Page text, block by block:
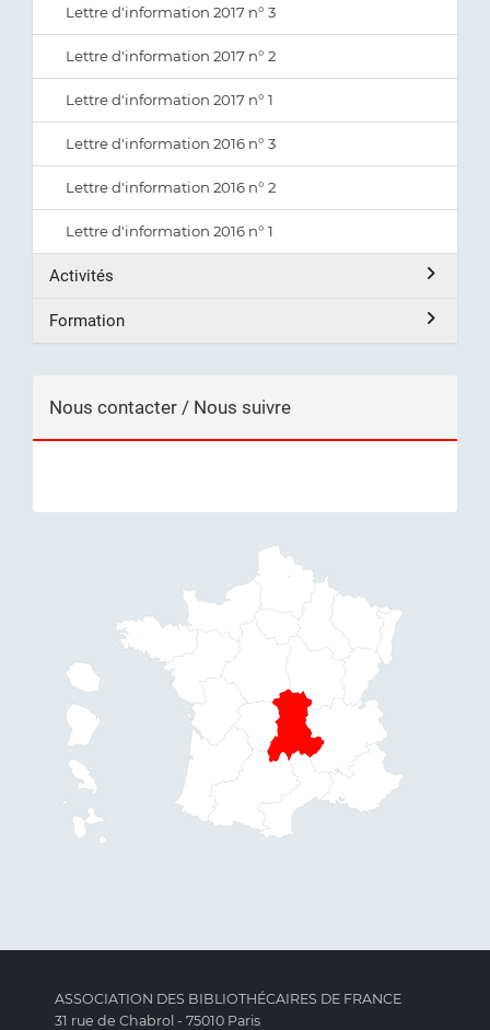
Lettre d'information 2017 n° 3
Lettre d'information 2017 n° 2
Lettre d'information 2017 n° 1
Lettre d'information 2016 n° 3
Lettre d'information 2016 n° 2
Lettre d'information 2016 n° 1
Activités
Formation
Nous contacter / Nous suivre
ASSOCIATION DES BIBLIOTHÉCAIRES DE FRANCE
31 rue de Chabrol - 75010 Paris